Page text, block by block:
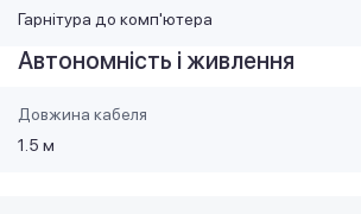
Гарнітура до комп'ютера
Автономність і живлення
Довжина кабеля
1.5 м